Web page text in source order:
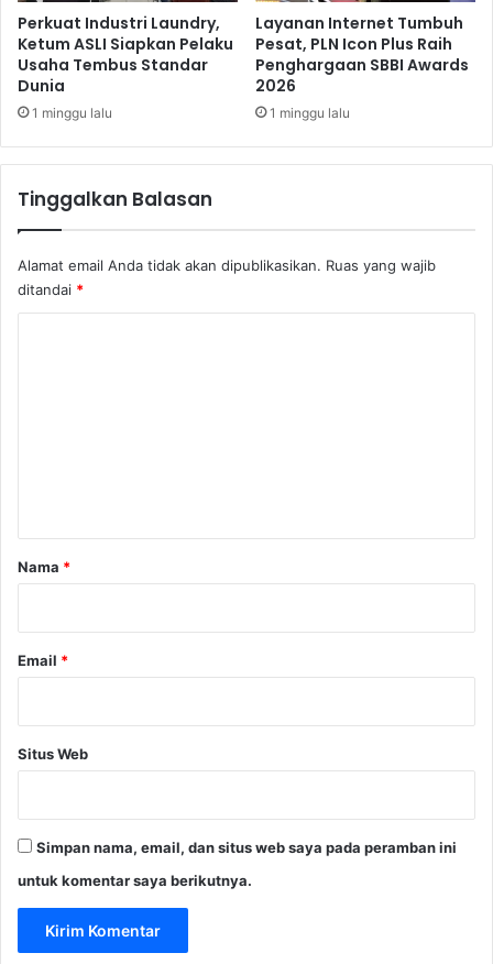
n
R
p
3
,
i
2
0
2
4
Perkuat Industri Laundry,
Ketum ASLI Siapkan Pelaku
Usaha Tembus Standar
Dunia
1 minggu lalu
Layanan Internet Tumbuh
Pesat, PLN Icon Plus Raih
Penghargaan SBBI Awards
2026
1 minggu lalu
Tinggalkan Balasan
Alamat email Anda tidak akan dipublikasikan. Ruas yang wajib
ditandai *
rNama *
Email *
Situs Web
Simpan nama, email, dan situs web saya pada peramban ini
untuk komentar saya berikutnya.